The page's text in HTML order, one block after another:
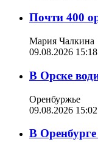
Почти 400
Мария Чалкина
09.08.2026 15:18
В Орске
Оренбуржье
09.08.2026 15:02
В